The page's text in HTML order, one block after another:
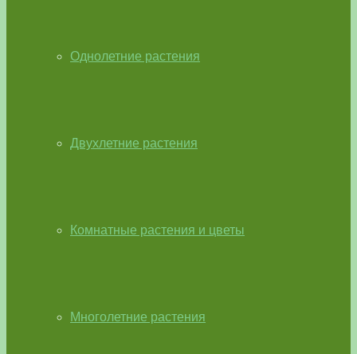
Однолетние растения
Двухлетние растения
Комнатные растения и цветы
Многолетние растения